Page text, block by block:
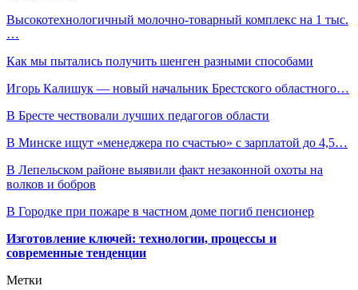
Высокотехнологичный молочно-товарный комплекс на 1 тыс.
…
Как мы пытались получить шенген разными способами
Игорь Калишук — новый начальник Брестского областного…
В Бресте чествовали лучших педагогов области
В Минске ищут «менеджера по счастью» с зарплатой до 4,5…
В Лепельском районе выявили факт незаконной охоты на
волков и бобров
В Городке при пожаре в частном доме погиб пенсионер
Изготовление ключей: технологии, процессы и
современные тенденции
Метки